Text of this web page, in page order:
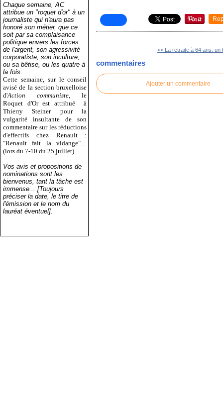
Chaque semaine, AC
attribue un "roquet d'or" à un
journaliste qui n'aura pas
honoré son métier, que ce
soit par sa complaisance
politique envers les forces
de l'argent, son agressivité
corporatiste, son inculture,
ou sa bêtise, ou les quatre à
la fois.
Cette semaine, sur le conseil
avisé de la section bruxelloise
d'Action communiste , le
Roquet d'Or est attribué
à
Thierry Steiner pour la
vulgarité insultante de son
commentaire sur les réductions
d'effectifs chez Renault :
"Renault fait la vidange"...
(lors du 7-10 du 25 juillet).
Vos avis et propositions de
nominations sont les
bienvenus, tant la tâche est
immense... [Toujours
préciser la date, le titre de
l'émission et le nom du
lauréat éventuel].
<< La retraite à 64 ans: un
commentaires
Ajouter un commentaire